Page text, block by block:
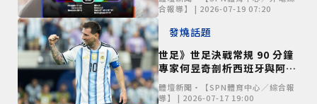
合報導】 | 2026-07-19 07:20
發燒話題
世足》世足決戰常規 90 分鐘
專家何昱奇剖析西班牙與阿根
廷之爭
體壇新聞•【SPN體育中心／綜合報
導】 | 2026-07-17 19:00